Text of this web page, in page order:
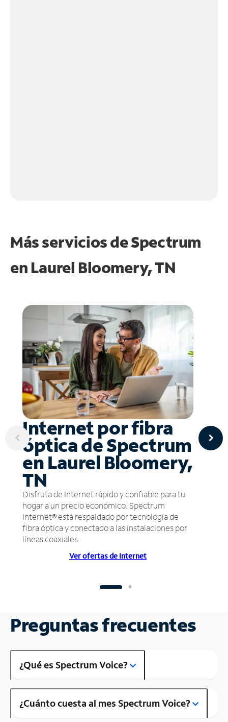
Más servicios de Spectrum
en Laurel Bloomery, TN
Internet por fibra
óptica de Spectrum
en Laurel Bloomery,
TN
Disfruta de Internet rápido y confiable para tu
hogar a un precio económico. Spectrum
Internet® está respaldado por tecnología de
fibra óptica y conectado a las instalaciones por
líneas coaxiales.
Ver ofertas de Internet
Preguntas frecuentes
¿Qué es Spectrum Voice?
¿Cuánto cuesta al mes Spectrum Voice?